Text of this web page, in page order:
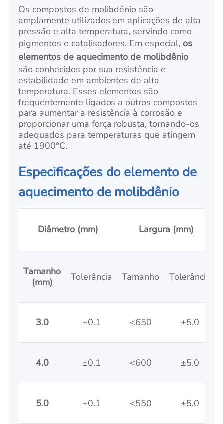
Os compostos de molibdênio são
amplamente utilizados em aplicações de alta
pressão e alta temperatura, servindo como
pigmentos e catalisadores. Em especial, os
elementos de aquecimento de molibdênio
são conhecidos por sua resistência e
estabilidade em ambientes de alta
temperatura. Esses elementos são
frequentemente ligados a outros compostos
para aumentar a resistência à corrosão e
proporcionar uma força robusta, tornando-os
adequados para temperaturas que atingem
até 1900°C.
Especificações do elemento de
aquecimento de molibdênio
Diâmetro (mm) Largura (mm)
Tamanho
(mm)
Tolerância Tamanho Tolerância
3.0 ±0.1 <650 ±5.0
4.0 ±0.1 <600 ±5.0
5.0 ±0.1 <550 ±5.0